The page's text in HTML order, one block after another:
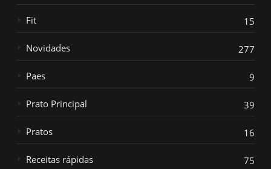
Fit 15
Novidades 277
Paes 9
Prato Principal 39
Pratos 16
Receitas rápidas 75